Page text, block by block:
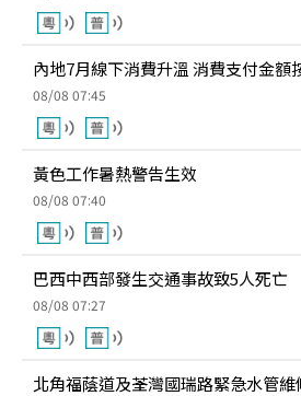
內地7月線下消費升溫 消費支付金額
08/08 07:45
黃色工作暑熱警告生效
08/08 07:40
巴西中西部發生交通事故致5人死亡
08/08 07:27
北角福蔭道及荃灣國瑞路緊急水管維